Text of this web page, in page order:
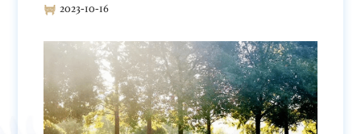
2023-10-16